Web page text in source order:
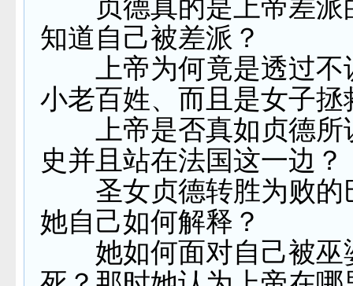
贞德真的是上帝差派
知道自己被差派？
上帝为何竟是透过不
小老百姓、而且是女子拯
上帝是否真如贞德所
史并且站在法国这一边？
圣女贞德转胜为败的
她自己如何解释？
她如何面对自己被巫